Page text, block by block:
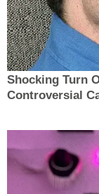
Shocking Turn
Controversial